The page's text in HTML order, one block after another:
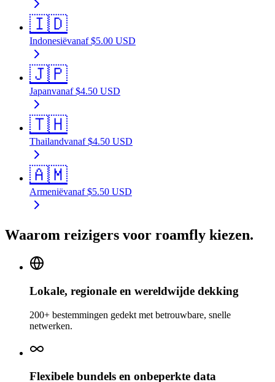
🇮🇩
Indonesiëvanaf $5.00 USD
🇯🇵
Japanvanaf $4.50 USD
🇹🇭
Thailandvanaf $4.50 USD
🇦🇲
Armeniëvanaf $5.50 USD
Waarom reizigers voor roamfly kiezen.
Lokale, regionale en wereldwijde dekking
200+ bestemmingen gedekt met betrouwbare, snelle
netwerken.
Flexibele bundels en onbeperkte data